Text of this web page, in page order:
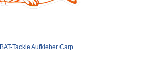
BAT-Tackle Aufkleber Carp